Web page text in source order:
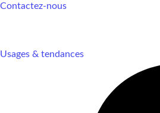
Contactez-nous
Usages & tendances